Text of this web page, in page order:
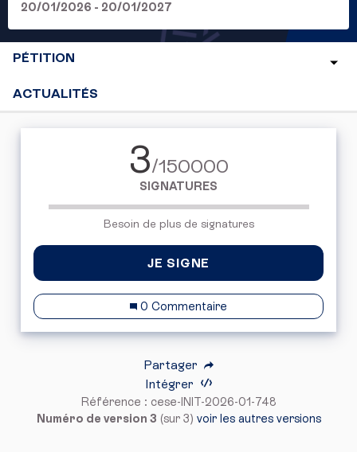
20/01/2026 - 20/01/2027
PÉTITION
ACTUALITÉS
3/150000
SIGNATURES
Besoin de plus de signatures
JE SIGNE
0 Commentaire
Partager
Intégrer
Référence : cese-INIT-2026-01-748
Numéro de version 3 (sur 3) voir les autres versions